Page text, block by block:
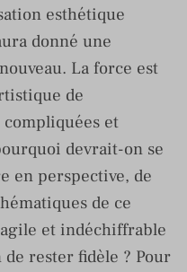
esthétique
donné une
La force est
de
compliquées et
devrait-on se
en perspective, de
de ce
et indéchiffrable
de rester fidèle ? Pour